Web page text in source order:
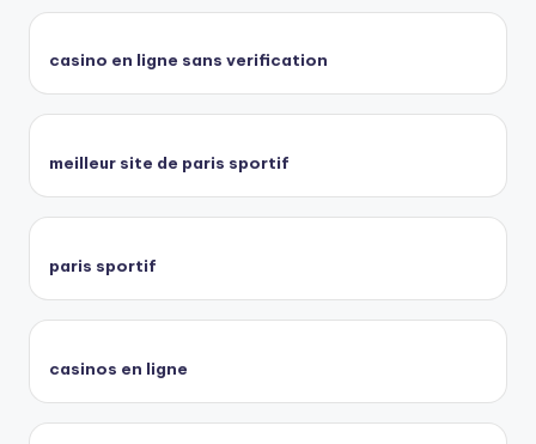
casino en ligne sans verification
meilleur site de paris sportif
paris sportif
casinos en ligne